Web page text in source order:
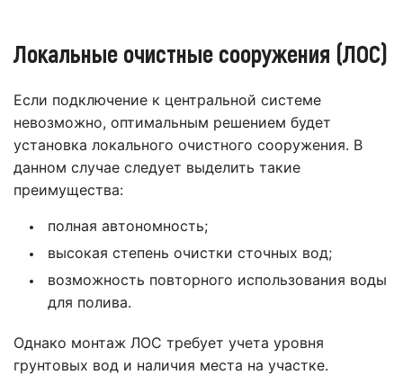
Локальные очистные сооружения (ЛОС)
Если подключение к центральной системе
невозможно, оптимальным решением будет
установка локального очистного сооружения. В
данном случае следует выделить такие
преимущества:
полная автономность;
высокая степень очистки сточных вод;
возможность повторного использования воды
для полива.
Однако монтаж ЛОС требует учета уровня
грунтовых вод и наличия места на участке.